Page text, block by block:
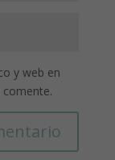
y web en